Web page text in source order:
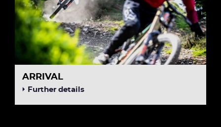
ARRIVAL
Further details